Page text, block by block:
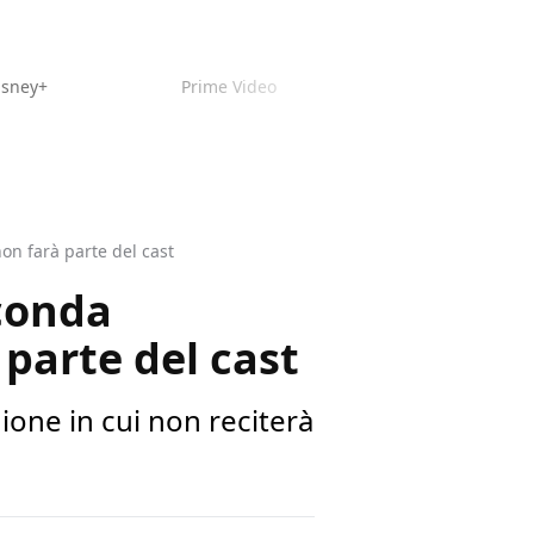
Prime Video
farà parte del cast
del cast
in cui non reciterà